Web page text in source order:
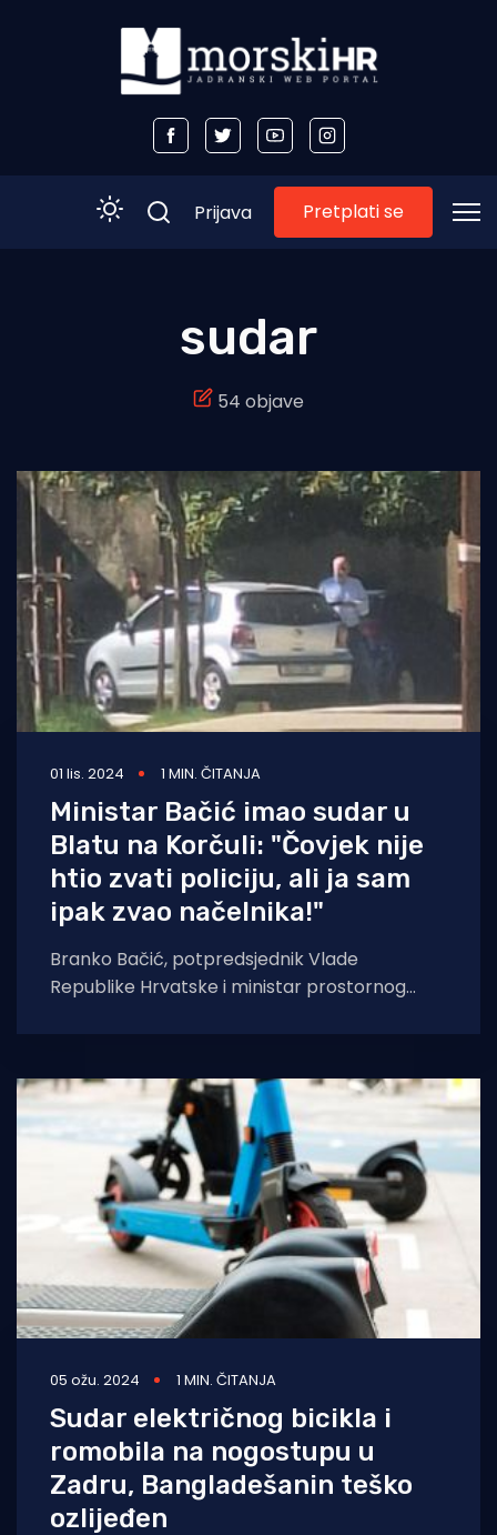
Otoci
Turizam i nautika
Pomorstvo
Ribolov
Ekologija
Tradicija i kultura
Prijava Pretplati se
sudar
54 objave
01 lis. 2024 1 MIN. ČITANJA
Ministar Bačić imao sudar u
Blatu na Korčuli: "Čovjek nije
htio zvati policiju, ali ja sam
ipak zvao načelnika!"
Branko Bačić, potpredsjednik Vlade
Republike Hrvatske i ministar prostornog
potpredsjednik Hrvatske demokratske
05 ožu. 2024 1 MIN. ČITANJA
Sudar električnog bicikla i
romobila na nogostupu u
Zadru, Bangladešanin teško
ozlijeđen